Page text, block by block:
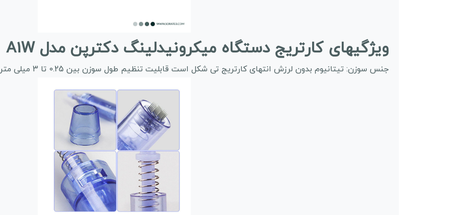
ویژگیهای کارتریج دستگاه میکرونیدلینگ دکترپن مدل A1W
جنس سوزن: تیتانیوم بدون لرزش انتهای کارتریج تی شکل است قابلیت تنظیم طول سوزن بین 0.25 تا 3 میلی متر وکیوم شده و استریل